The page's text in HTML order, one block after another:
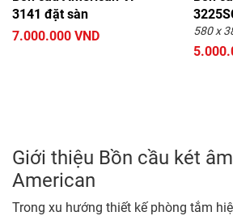
3141 đặt sàn
7.000.000 VND
580 x
Giới thiệu Bồn cầu két
American
Trong xu hướng thiết kế phòng tắm